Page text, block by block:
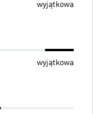
wyjątkowa
wyjątkowa